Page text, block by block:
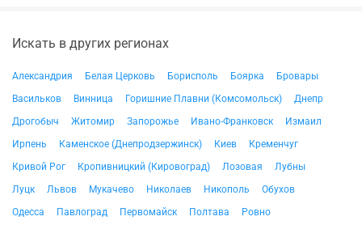
Искать в других регионах
Александрия Белая Церковь Борисполь Боярка
Бровары
Васильков
Винница Горишние Плавни (Комсомольск)
Днепр
Дрогобыч
Житомир Запорожье Ивано-Франковск
Измаил
Ирпень
Каменское (Днепродзержинск) Киев
Кременчуг
Кривой Рог
Кропивницкий (Кировоград) Лозовая
Лубны
Луцк
Львов Мукачево Николаев Никополь
Обухов
Одесса
Павлоград Первомайск Полтава
Ровно